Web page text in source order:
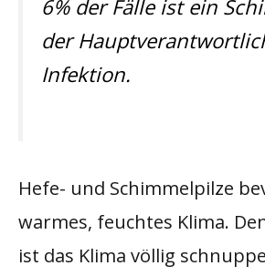
6% der Fälle ist ein
der
Infektion.
Hefe- und Schimmelpilze
warmes, feuchtes Klima.
ist das Klima völlig